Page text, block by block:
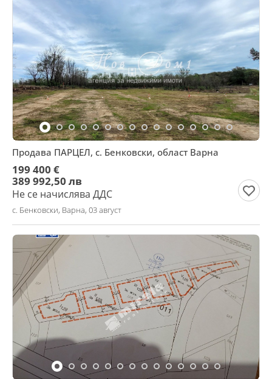
Продава ПАРЦЕЛ, с. Бенковски, област Варна
199 400 €
389 992,50 лв
Не се начислява ДДС
с. Бенковски, Варна, 03 август